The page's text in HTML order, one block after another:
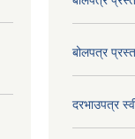
बोलपत्र
दरभाउपत्र